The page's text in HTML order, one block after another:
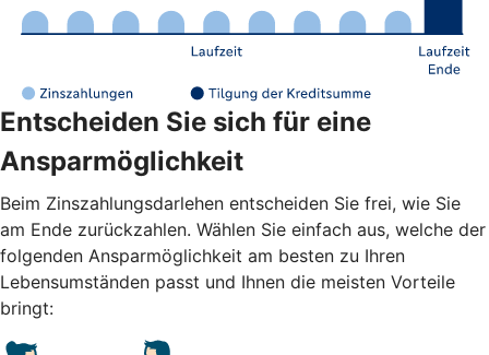
Entscheiden Sie sich für eine
Ansparmöglichkeit
Beim Zinszahlungsdarlehen entscheiden Sie frei, wie Sie
am Ende zurückzahlen. Wählen Sie einfach aus, welche der
folgenden Ansparmöglichkeit am besten zu Ihren
Lebensumständen passt und Ihnen die meisten Vorteile
bringt: